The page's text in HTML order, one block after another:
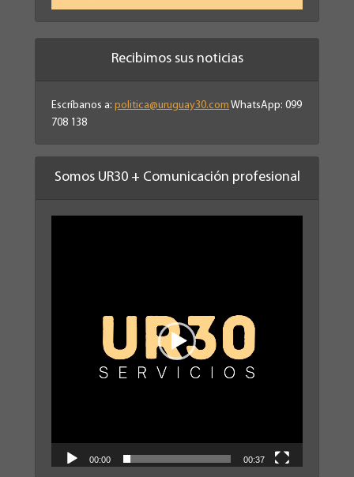
Recibimos sus noticias
Escríbanos a: politica@uruguay30.com WhatsApp: 099
708 138
Somos UR30 + Comunicación profesional
00:00 00:37